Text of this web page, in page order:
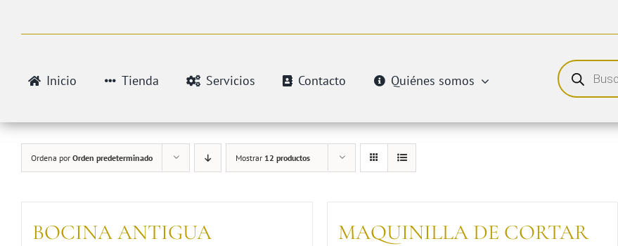
Inicio Tienda Servicios Contacto Quiénes somos
Búsqueda
de
productos
Ordena por Orden predeterminado Mostrar 12 productos
BOCINA ANTIGUA
MAQUINILLA DE CORTAR